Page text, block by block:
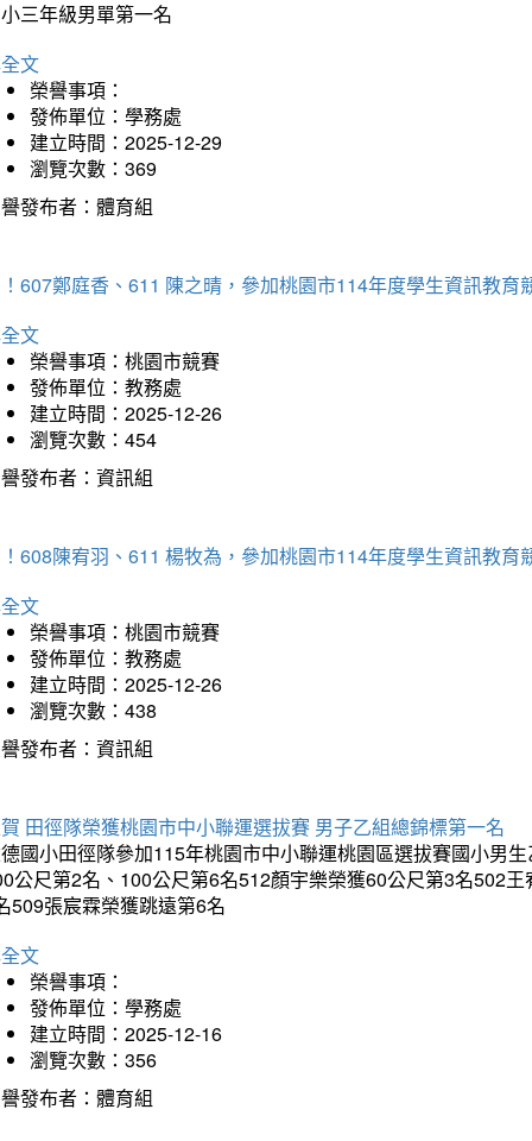
三年級男單第一名
文
榮譽事項：
發佈單位：學務處
建立時間：2025-12-29
瀏覽次數：369
發布者：體育組
607鄭庭香、611 陳之晴，參加桃園市114年度學生資訊教育
文
榮譽事項：桃園市競賽
發佈單位：教務處
建立時間：2025-12-26
瀏覽次數：454
發布者：資訊組
608陳宥羽、611 楊牧為，參加桃園市114年度學生資訊教育
文
榮譽事項：桃園市競賽
發佈單位：教務處
建立時間：2025-12-26
瀏覽次數：438
發布者：資訊組
田徑隊榮獲桃園市中小聯運選拔賽 男子乙組總錦標第一名
國小田徑隊參加115年桃園市中小聯運桃園區選拔賽國小男
公尺第2名、100公尺第6名512顏宇樂榮獲60公尺第3名502
509張宸霖榮獲跳遠第6名
文
榮譽事項：
發佈單位：學務處
建立時間：2025-12-16
瀏覽次數：356
發布者：體育組